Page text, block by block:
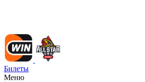
Билеты
Меню